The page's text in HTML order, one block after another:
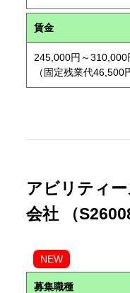
賃金
245,000円～310,000
（固定残業代46,500
アビリティ
会社 （
NEW
募集職種